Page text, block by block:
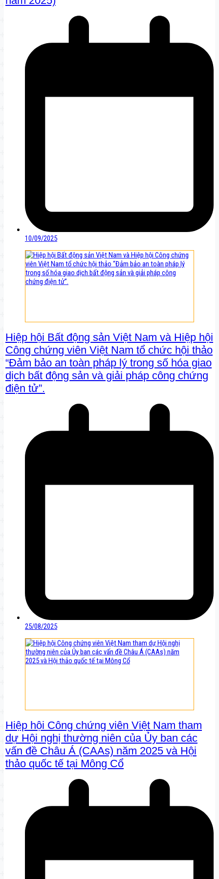
10/09/2025
Hiệp hội Bất động sản Việt Nam và Hiệp hội
Công chứng viên Việt Nam tổ chức hội thảo
“Đảm bảo an toàn pháp lý trong số hóa giao
dịch bất động sản và giải pháp công chứng
điện tử”.
25/08/2025
Hiệp hội Công chứng viên Việt Nam tham
dự Hội nghị thường niên của Ủy ban các
vấn đề Châu Á (CAAs) năm 2025 và Hội
thảo quốc tế tại Mông Cổ